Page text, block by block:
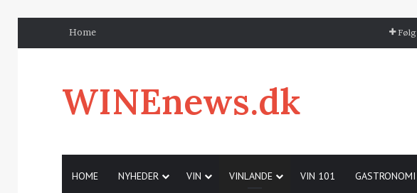
Home Følg
WINEnews.dk
HOME NYHEDER VIN VINLANDE VIN 101 GASTRONOMI